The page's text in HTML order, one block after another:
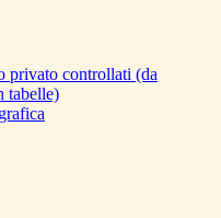
privato controllati (da
tabelle)